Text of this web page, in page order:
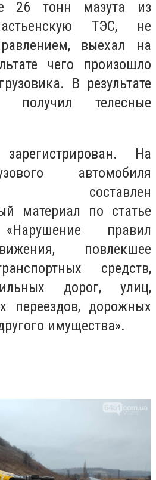
26 тонн мазута из
ТЭС, не
выехал на
чего произошло
В результате
получил телесные
На
автомобиля
составлен
материал по статье
правил
повлекшее
средств,
дорог, улиц,
переездов, дорожных
имущества».